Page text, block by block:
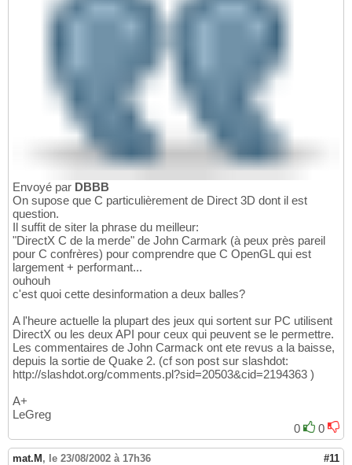
Envoyé par DBBB
On supose que C particulièrement de Direct 3D dont il est
question.
Il suffit de siter la phrase du meilleur:
"DirectX C de la merde" de John Carmark (à peux près pareil
pour C confrères) pour comprendre que C OpenGL qui est
largement + performant...
ouhouh
c'est quoi cette desinformation a deux balles?
A l'heure actuelle la plupart des jeux qui sortent sur PC utilisent
DirectX ou les deux API pour ceux qui peuvent se le permettre.
Les commentaires de John Carmack ont ete revus a la baisse,
depuis la sortie de Quake 2. (cf son post sur slashdot:
http://slashdot.org/comments.pl?sid=20503&cid=2194363 )
A+
LeGreg
0
0
mat.M , le 23/08/2002 à 17h36 #11